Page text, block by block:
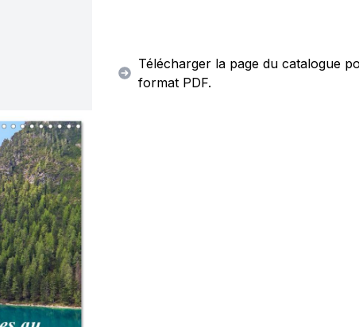
Télécharger la page du catalogue
format PDF.